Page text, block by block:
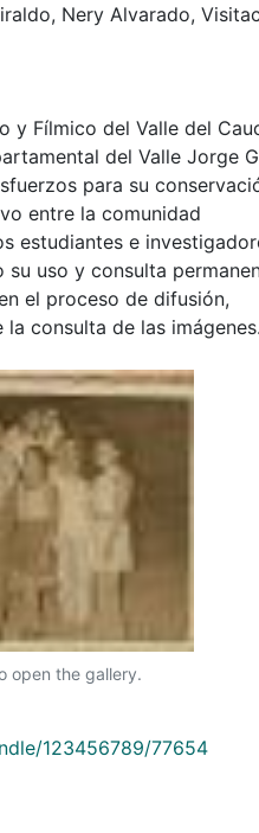
Nery Alvarado,
y Fílmico del Valle del
del Valle Jorge
para su
entre la comunidad
estudiantes e
uso y consulta
el proceso de difusión,
consulta de las
open the gallery.
123456789/77654